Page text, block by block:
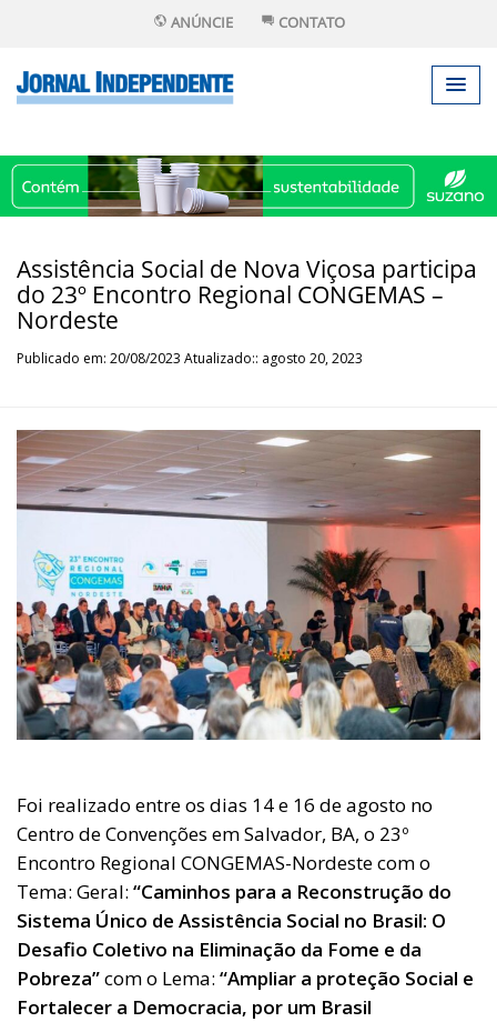
ANÚNCIE CONTATO
Assistência Social de Nova Viçosa participa
do 23º Encontro Regional CONGEMAS –
Nordeste
Publicado em: 20/08/2023 Atualizado:: agosto 20, 2023
Foi realizado entre os dias 14 e 16 de agosto no
Centro de Convenções em Salvador, BA, o 23º
Encontro Regional CONGEMAS-Nordeste com o
Tema: Geral: “Caminhos para a Reconstrução do
Sistema Único de Assistência Social no Brasil: O
Desafio Coletivo na Eliminação da Fome e da
Pobreza”com o Lema: “Ampliar a proteção Social e
Fortalecer a Democracia, por um Brasil